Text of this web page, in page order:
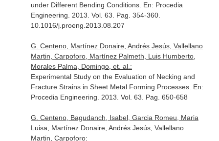
under Different Bending Conditions. En: Procedia
Engineering . 2013. Vol. 63. Pag. 354-360.
10.1016/j.proeng.2013.08.207
G. Centeno, Martínez Donaire, Andrés Jesús, Vallellano
Martin, Carpoforo, Martínez Palmeth, Luis Humberto,
Morales Palma, Domingo, et. al.:
Experimental Study on the Evaluation of Necking and
Fracture Strains in Sheet Metal Forming Processes. En:
Procedia Engineering . 2013. Vol. 63. Pag. 650-658
G. Centeno, Bagudanch, Isabel, Garcia Romeu, Maria
Luisa, Martínez Donaire, Andrés Jesús, Vallellano
Martin, Carpoforo: